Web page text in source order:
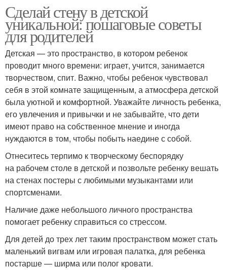
Сделай стену в детской
уникальной: пошаговые советы
для родителей
Детская — это пространство, в котором ребенок
проводит много времени: играет, учится, занимается
творчеством, спит. Важно, чтобы ребенок чувствовал
себя в этой комнате защищенным, а атмосфера детской
была уютной и комфортной. Уважайте личность ребенка,
его увлечения и привычки и не забывайте, что дети
имеют право на собственное мнение и иногда
нуждаются в том, чтобы побыть наедине с собой.
Отнеситесь терпимо к творческому беспорядку
на рабочем столе в детской и позвольте ребенку вешать
на стенах постеры с любимыми музыкантами или
спортсменами.
Наличие даже небольшого личного пространства
помогает ребенку справиться со стрессом.
Для детей до трех лет таким пространством может стать
маленький вигвам или игровая палатка, для ребенка
постарше — ширма или полог кровати.